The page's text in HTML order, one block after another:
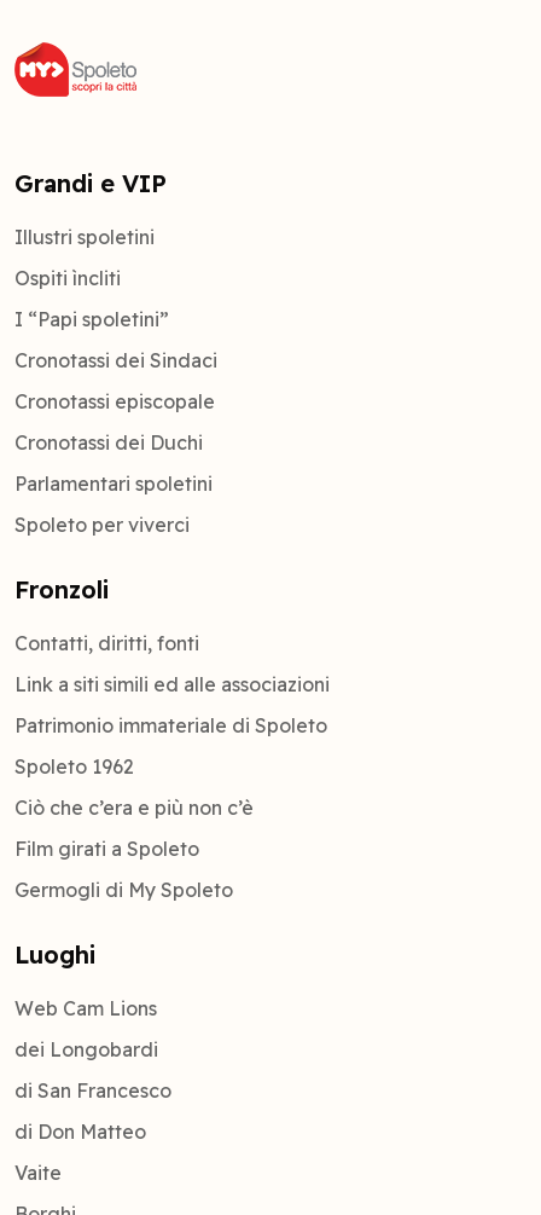
Grandi e VIP
Illustri spoletini
Ospiti ìncliti
I “Papi spoletini”
Cronotassi dei Sindaci
Cronotassi episcopale
Cronotassi dei Duchi
Parlamentari spoletini
Spoleto per viverci
Fronzoli
Contatti, diritti, fonti
Link a siti simili ed alle associazioni
Patrimonio immateriale di Spoleto
Spoleto 1962
Ciò che c’era e più non c’è
Film girati a Spoleto
Germogli di My Spoleto
Luoghi
Web Cam Lions
dei Longobardi
di San Francesco
di Don Matteo
Vaite